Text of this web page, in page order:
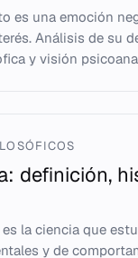
es una emoción
Análisis de su
y visión
definición,
la ciencia que
y de